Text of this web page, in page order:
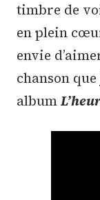
timbre de
en plein
envie
chanson
album